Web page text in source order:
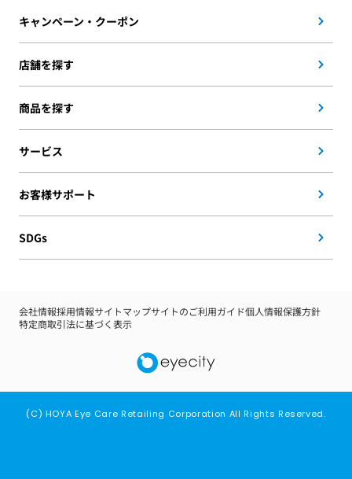
キャンペーン・クーポン
店舗を探す
商品を探す
サービス
お客様サポート
SDGs
会社情報採用情報サイトマップサイトのご利用ガイド個人情報保護方針
特定商取引法に基づく表示
(C) HOYA Eye Care Retailing Corporation All Rights Reserved.